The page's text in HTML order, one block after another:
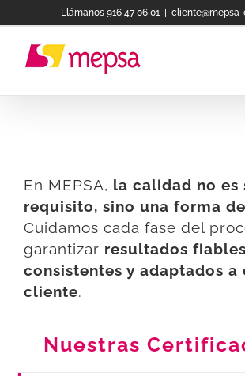
contenido
Llámanos 916 47 06 01
En MEPSA, la calidad no es
requisito, sino una forma
Cuidamos cada fase del
garantizar resultados
consistentes y adaptados a
cliente.
Nuestras